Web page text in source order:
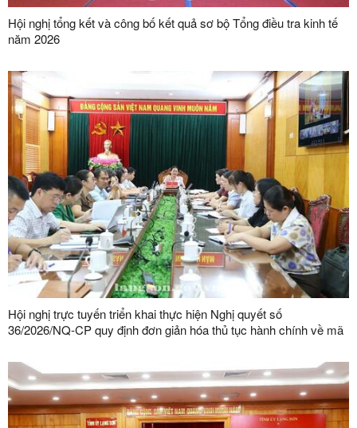
Hội nghị tổng kết và công bố kết quả sơ bộ Tổng điều tra kinh tế
năm 2026
Hội nghị trực tuyến triển khai thực hiện Nghị quyết số
36/2026/NQ-CP quy định đơn giản hóa thủ tục hành chính về mã